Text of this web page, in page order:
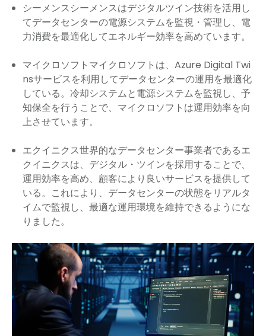
シーメンスシーメンスはデジタルツイン技術を活用し
てデータセンターの電源システムを監視・管理し、電
力消費を最適化してエネルギー効率を高めています。
マイクロソフトマイクロソフトは、Azure Digital Twi
nsサービスを利用してデータセンターの運用を最適化
している。冷却システムと電源システムを監視し、予
知保全を行うことで、マイクロソフトは運用効率を向
上させています。
エクイニクス世界的なデータセンター事業者であるエ
クイニクスは、デジタル・ツインを採用することで、
運用効率を高め、顧客により良いサービスを提供して
いる。これにより、データセンターの状態をリアルタ
イムで監視し、最適な運用環境を維持できるようにな
りました。